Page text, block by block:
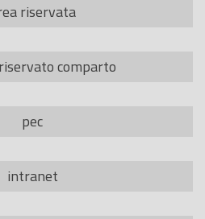
riservata
comparto
pec
intranet